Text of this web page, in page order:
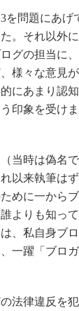
問題にあげ
。それ以外
グの担当に
様々な意見
にあまり認
印象を受け
当時は偽名
以来執筆は
めに一から
よりも知っ
、私自身ブ
一躍「ブロ
法律違反を